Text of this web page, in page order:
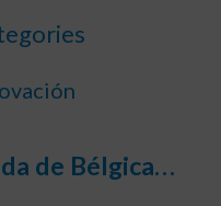
de Bélgica…